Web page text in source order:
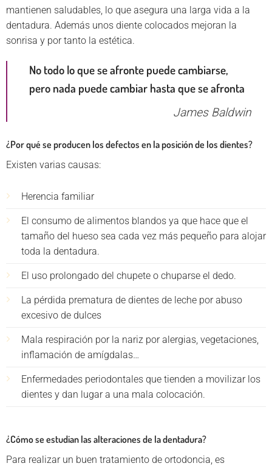
mantienen saludables, lo que asegura una larga vida a la
dentadura. Además unos diente colocados mejoran la
sonrisa y por tanto la estética.
No todo lo que se afronte puede cambiarse,
pero nada puede cambiar hasta que se afronta
James Baldwin
¿Por qué se producen los defectos en la posición de los dientes?
Existen varias causas:
Herencia familiar
El consumo de alimentos blandos ya que hace que el
tamaño del hueso sea cada vez más pequeño para alojar
toda la dentadura.
El uso prolongado del chupete o chuparse el dedo.
La pérdida prematura de dientes de leche por abuso
excesivo de dulces
Mala respiración por la nariz por alergias, vegetaciones,
inflamación de amígdalas…
Enfermedades periodontales que tienden a movilizar los
dientes y dan lugar a una mala colocación.
¿Cómo se estudian las alteraciones de la dentadura?
Para realizar un buen tratamiento de ortodoncia, es